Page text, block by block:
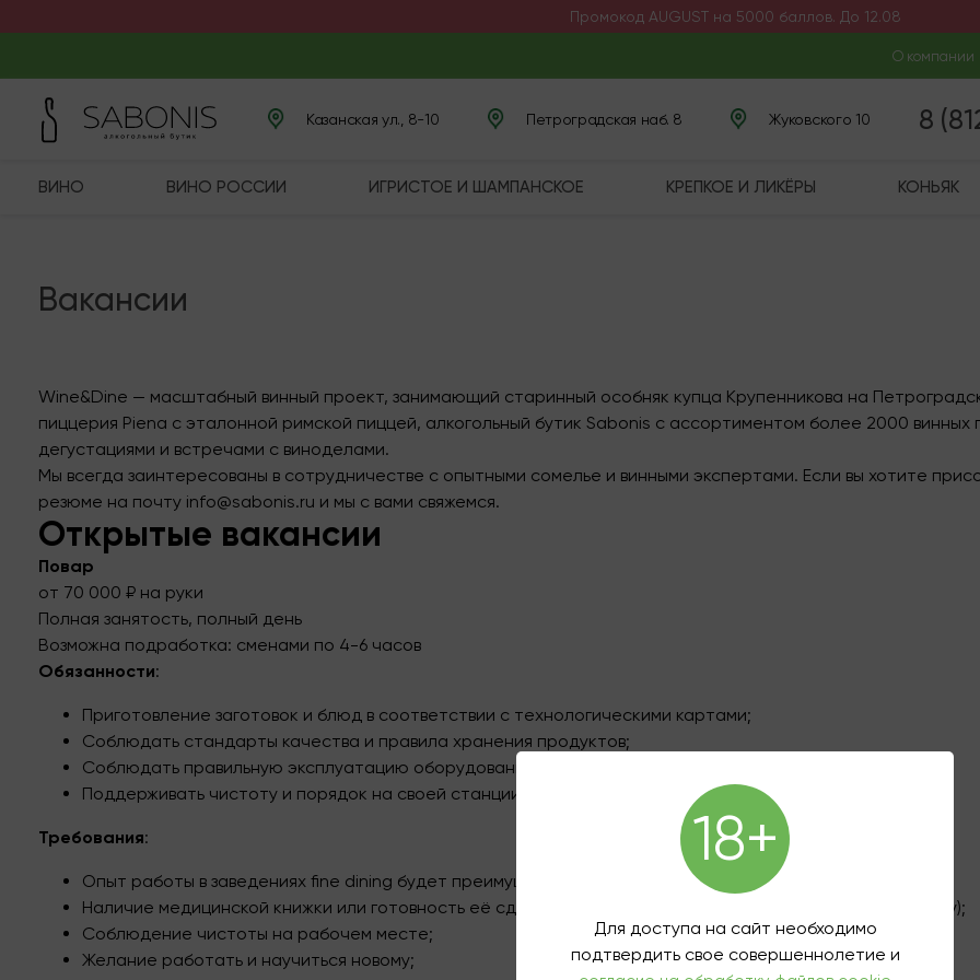
Промокод AUGUST на 5000 баллов. До 12.08
О компании
Казанская ул., 8-10 Петроградская наб. 8 Жуковского 10 8
ВИНО ВИНО РОССИИ ИГРИСТОЕ И ШАМПАНСКОЕ КРЕПКОЕ И ЛИКЁРЫ КОНЬЯК
Вакансии
Wine&Dine — масштабный винный проект, занимающий старинный особняк купца Крупенникова на
пиццерия Piena с эталонной римской пиццей, алкогольный бутик Sabonis с ассортиментом более 2000 винных
дегустациями и встречами с виноделами.
Мы всегда заинтересованы в сотрудничестве с опытными сомелье и винными экспертами. Если вы хотите
резюме на почту info@sabonis.ru и мы с вами свяжемся.
Открытые вакансии
Повар
от 70 000 ₽ на руки
Полная занятость, полный день
Возможна подработка: сменами по 4-6 часов
Обязанности:
Приготовление заготовок и блюд в соответствии с технологическими картами;
Соблюдать стандарты качества и правила хранения продуктов;
Соблюдать правильную эксплуатацию оборудования и инвентаря;
Поддерживать чистоту и порядок на своей станции.
Требования:
Опыт работы в заведениях fine dining будет преимуществом;
Наличие медицинской книжки или готовность её сделать (компания оплачивает расходы на сан.книжку);
Соблюдение чистоты на рабочем месте;
Желание работать и научиться новому;
18+
Для доступа на сайт необходимо
подтвердить свое совершеннолетие и